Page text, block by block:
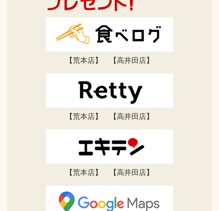
【荒本店】 【高井田店】
【荒本店】 【高井田店】
【荒本店】 【高井田店】